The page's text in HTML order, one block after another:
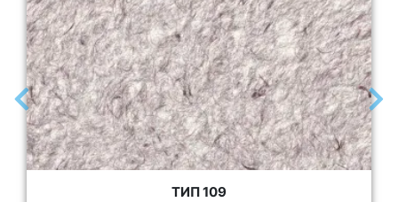
ТИП 109